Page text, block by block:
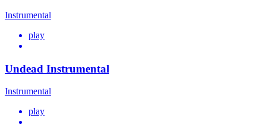
Instrumental
play
Undead Instrumental
Instrumental
play